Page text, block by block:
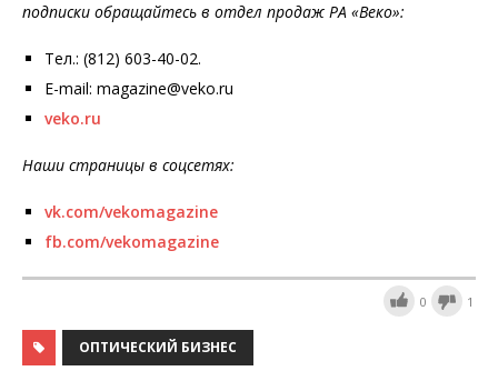
подписки обращайтесь в отдел продаж РА «Веко»:
Тел.: (812) 603-40-02.
E-mail: magazine@veko.ru
veko.ru
Наши страницы в соцсетях:
vk.com/vekomagazine
fb.com/vekomagazine
0 1
ОПТИЧЕСКИЙ БИЗНЕС